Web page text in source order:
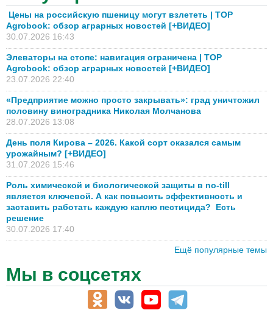
Цены на российскую пшеницу могут взлететь | TOP
Agrobook: обзор аграрных новостей [+ВИДЕО]
30.07.2026 16:43
Элеваторы на стопе: навигация ограничена | TOP
Agrobook: обзор аграрных новостей [+ВИДЕО]
23.07.2026 22:40
«Предприятие можно просто закрывать»: град уничтожил
половину виноградника Николая Молчанова
28.07.2026 13:08
День поля Кирова – 2026. Какой сорт оказался самым
урожайным? [+ВИДЕО]
31.07.2026 15:46
Роль химической и биологической защиты в no-till
является ключевой. А как повысить эффективность и
заставить работать каждую каплю пестицида? Есть
решение
30.07.2026 17:40
Ещё популярные темы
Мы в соцсетях